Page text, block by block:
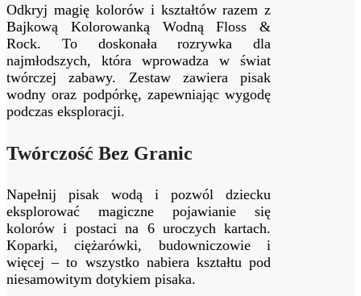
Odkryj magię kolorów i kształtów razem z
Bajkową Kolorowanką Wodną Floss &
Rock. To doskonała rozrywka dla
najmłodszych, która wprowadza w świat
twórczej zabawy. Zestaw zawiera pisak
wodny oraz podpórkę, zapewniając wygodę
podczas eksploracji.
Twórczość Bez Granic
Napełnij pisak wodą i pozwól dziecku
eksplorować magiczne pojawianie się
kolorów i postaci na 6 uroczych kartach.
Koparki, ciężarówki, budowniczowie i
więcej – to wszystko nabiera kształtu pod
niesamowitym dotykiem pisaka.